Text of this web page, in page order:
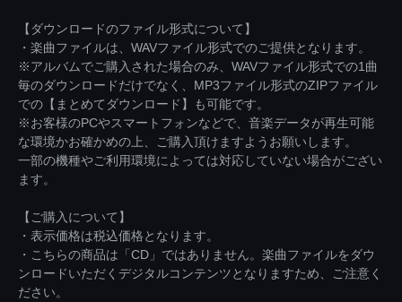
【ダウンロードのファイル形式について】
・楽曲ファイルは、WAVファイル形式でのご提供となります。
※アルバムでご購入された場合のみ、WAVファイル形式での1曲
毎のダウンロードだけでなく、MP3ファイル形式のZIPファイル
での【まとめてダウンロード】も可能です。
※お客様のPCやスマートフォンなどで、音楽データが再生可能
な環境かお確かめの上、ご購入頂けますようお願いします。
一部の機種やご利用環境によっては対応していない場合がござい
ます。
【ご購入について】
・表示価格は税込価格となります。
・こちらの商品は「CD」ではありません。楽曲ファイルをダウ
ンロードいただくデジタルコンテンツとなりますため、ご注意く
ださい。